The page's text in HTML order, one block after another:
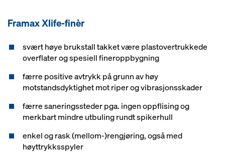
Framax Xlife-finèr
svært høye brukstall takket være plastovertrukkede
overflater og spesiell fineroppbygning
færre positive avtrykk på grunn av høy
motstandsdyktighet mot riper og vibrasjonsskader
færre saneringssteder pga. ingen oppflising og
merkbart mindre utbuling rundt spikerhull
enkel og rask (mellom-)rengjøring, også med
høyttrykksspyler